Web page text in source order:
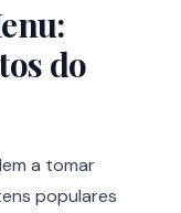
do
a tomar
populares